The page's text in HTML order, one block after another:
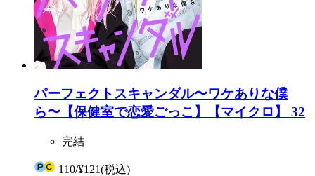
パーフェクトスキャンダル〜ワケありな僕
ら〜【保健室で恋愛ごっこ】【マイクロ】 32
完結
110/¥121(税込)